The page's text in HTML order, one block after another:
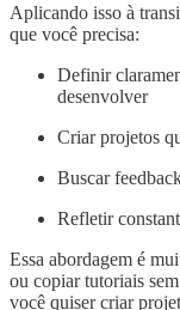
Aplicando isso à
que você precisa:
Definir
desenvolver
Criar projetos
Buscar
Refletir
Essa abordagem é
ou copiar tutoriais
você quiser criar